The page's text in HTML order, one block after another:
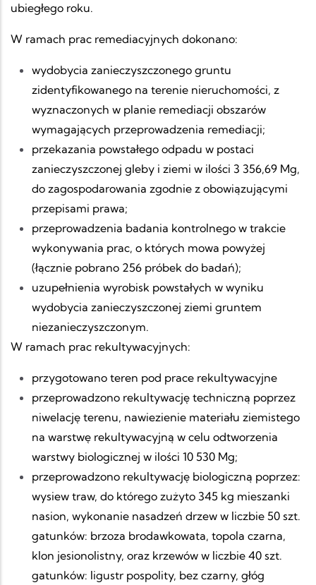
ubiegłego roku.
W ramach prac remediacyjnych dokonano:
wydobycia zanieczyszczonego gruntu
zidentyfikowanego na terenie nieruchomości, z
wyznaczonych w planie remediacji obszarów
wymagających przeprowadzenia remediacji;
przekazania powstałego odpadu w postaci
zanieczyszczonej gleby i ziemi w ilości 3 356,69 Mg,
do zagospodarowania zgodnie z obowiązującymi
przepisami prawa;
przeprowadzenia badania kontrolnego w trakcie
wykonywania prac, o których mowa powyżej
(łącznie pobrano 256 próbek do badań);
uzupełnienia wyrobisk powstałych w wyniku
wydobycia zanieczyszczonej ziemi gruntem
niezanieczyszczonym.
W ramach prac rekultywacyjnych:
przygotowano teren pod prace rekultywacyjne
przeprowadzono rekultywację techniczną poprzez
niwelację terenu, nawiezienie materiału ziemistego
na warstwę rekultywacyjną w celu odtworzenia
warstwy biologicznej w ilości 10 530 Mg;
przeprowadzono rekultywację biologiczną poprzez:
wysiew traw, do którego zużyto 345 kg mieszanki
nasion, wykonanie nasadzeń drzew w liczbie 50 szt.
gatunków: brzoza brodawkowata, topola czarna,
klon jesionolistny, oraz krzewów w liczbie 40 szt.
gatunków: ligustr pospolity, bez czarny, głóg